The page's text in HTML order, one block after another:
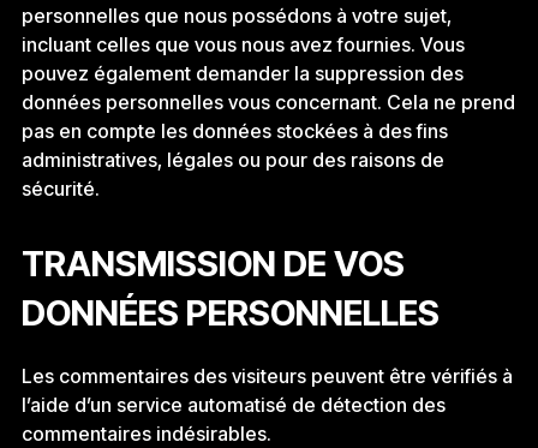
personnelles que nous possédons à votre sujet,
incluant celles que vous nous avez fournies. Vous
pouvez également demander la suppression des
données personnelles vous concernant. Cela ne prend
pas en compte les données stockées à des fins
administratives, légales ou pour des raisons de
sécurité.
TRANSMISSION DE VOS
DONNÉES PERSONNELLES
Les commentaires des visiteurs peuvent être vérifiés à
l’aide d’un service automatisé de détection des
commentaires indésirables.